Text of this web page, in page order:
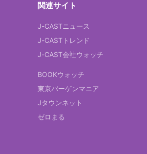
関連サイト
J-CASTニュース
J-CASTトレンド
J-CAST会社ウォッチ
BOOKウォッチ
東京バーゲンマニア
Jタウンネット
ゼロまる